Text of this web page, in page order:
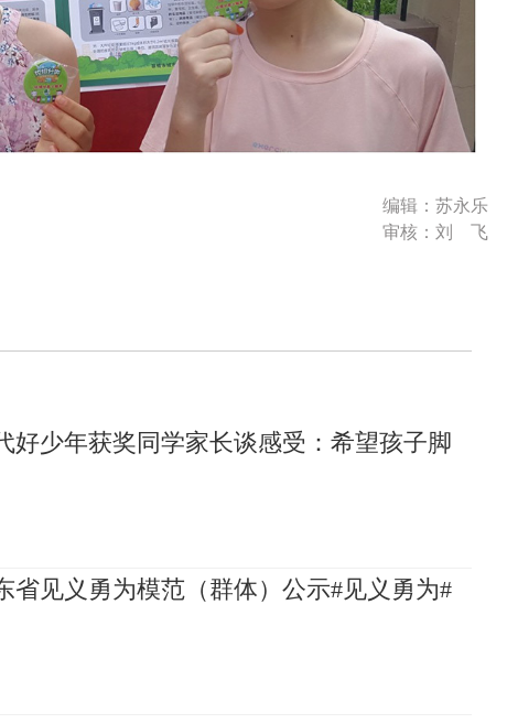
编辑：苏永乐
审核：刘 飞
好少年获奖同学家长谈感受：希望孩子脚
省见义勇为模范（群体）公示#见义勇为#